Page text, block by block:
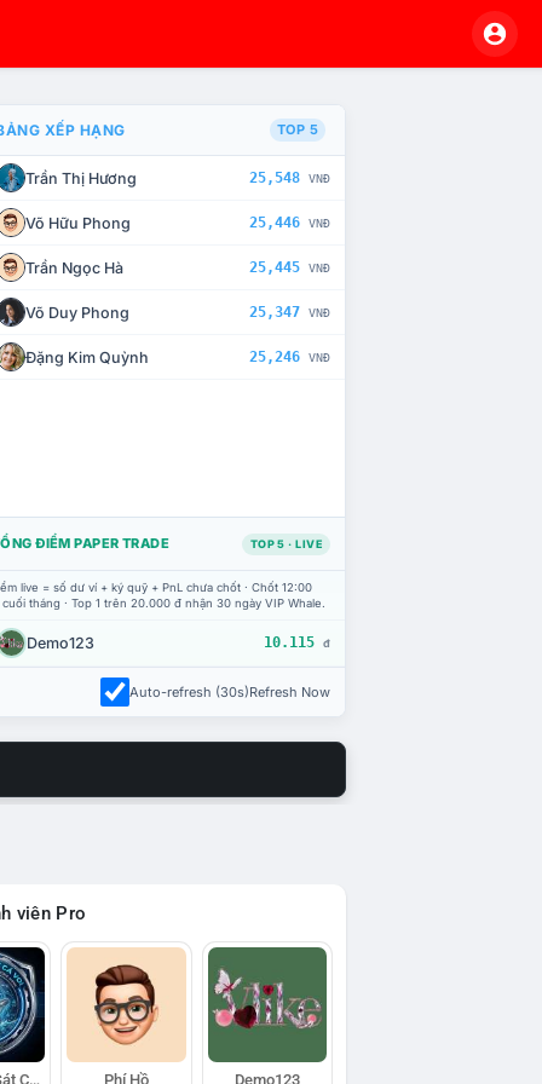
CHẾ TÀI XỬ LÝ VI PHẠM
XẾP HẠNG TOP 5
Trần Thị Hương 25,548 VNĐ
Võ Hữu Phong 25,446 VNĐ
Trần Ngọc Hà 25,445 VNĐ
Võ Duy Phong 25,347 VNĐ
Đặng Kim Quỳnh 25,246 VNĐ
ĐIỂM PAPER TRADE TOP 5 · LIVE
live = số dư ví + ký quỹ + PnL chưa chốt · Chốt 12:00
tháng · Top 1 trên 20.000 đ nhận 30 ngày VIP Whale.
Demo123 10.115 đ
Auto-refresh (30s)Refresh Now
viên Pro
Đội Trinh Sát Cá Voi Phí Hồ Demo123